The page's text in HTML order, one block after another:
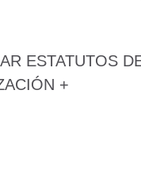
ESTATUTOS
+